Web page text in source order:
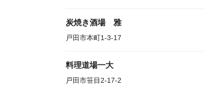
炭焼き酒場 雅
戸田市本町1-3-17
料理道場一大
戸田市笹目2-17-2